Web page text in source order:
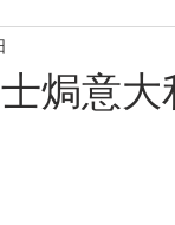
焗意